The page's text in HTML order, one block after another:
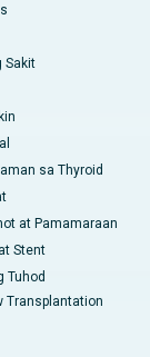
Sakit
sa Thyroid
at Pamamaraan
Stent
Tuhod
Transplantation